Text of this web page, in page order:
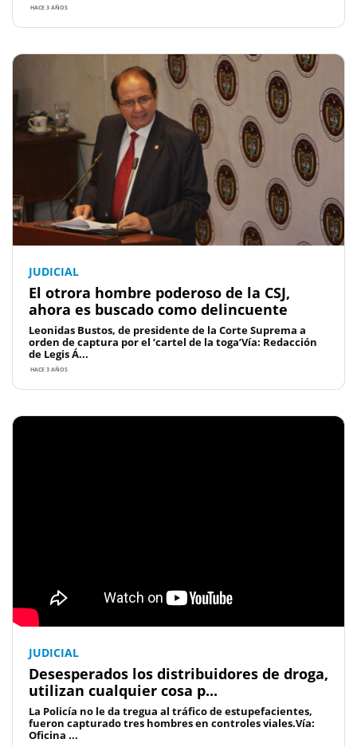
HACE 3 AÑOS
JUDICIAL
El otrora hombre poderoso de la CSJ,
ahora es buscado como delincuente
Leonidas Bustos, de presidente de la Corte Suprema a
orden de captura por el ‘cartel de la toga’Vía: Redacción
de Legis Á...
HACE 3 AÑOS
JUDICIAL
Desesperados los distribuidores de droga,
utilizan cualquier cosa p...
La Policía no le da tregua al tráfico de estupefacientes,
fueron capturado tres hombres en controles viales.Vía:
Oficina ...